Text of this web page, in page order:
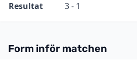
Resultat
3 - 1
Form inför matchen